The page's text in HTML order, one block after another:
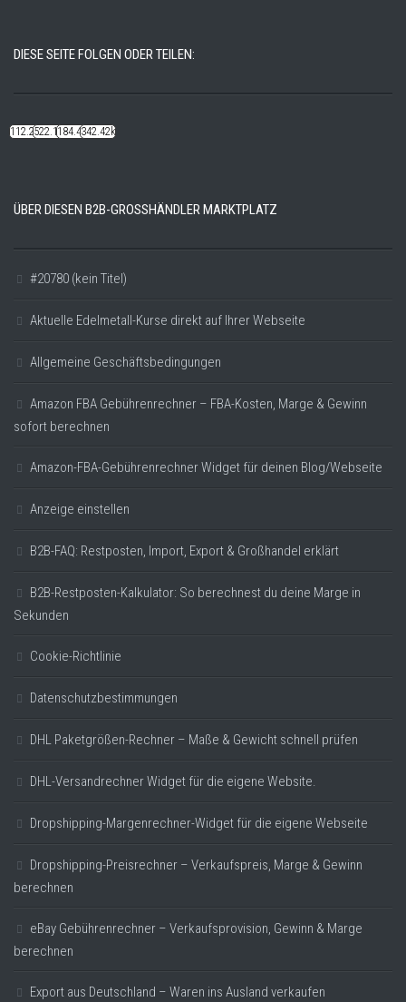
DIESE SEITE FOLGEN ODER TEILEN:
112.22k522.14k184.48k342.42k
ÜBER DIESEN B2B-GROSSHÄNDLER MARKTPLATZ
#20780 (kein Titel)
Aktuelle Edelmetall-Kurse direkt auf Ihrer Webseite
Allgemeine Geschäftsbedingungen
Amazon FBA Gebührenrechner – FBA-Kosten, Marge & Gewinn
sofort berechnen
Amazon-FBA-Gebührenrechner Widget für deinen Blog/Webseite
Anzeige einstellen
B2B-FAQ: Restposten, Import, Export & Großhandel erklärt
B2B-Restposten-Kalkulator: So berechnest du deine Marge in
Sekunden
Cookie-Richtlinie
Datenschutzbestimmungen
DHL Paketgrößen-Rechner – Maße & Gewicht schnell prüfen
DHL-Versandrechner Widget für die eigene Website.
Dropshipping-Margenrechner-Widget für die eigene Webseite
Dropshipping-Preisrechner – Verkaufspreis, Marge & Gewinn
berechnen
eBay Gebührenrechner – Verkaufsprovision, Gewinn & Marge
berechnen
Export aus Deutschland – Waren ins Ausland verkaufen